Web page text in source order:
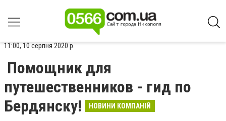
11:00, 10 серпня 2020 р.
Помощник для
путешественников - гид по
Бердянску!
НОВИНИ КОМПАНІЙ